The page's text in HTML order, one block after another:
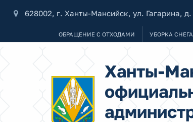
628002, г. Ханты-Мансийск, ул. Гагарина, д.
ОБРАЩЕНИЕ С ОТХОДАМИ УБОРКА СНЕГА
Ханты-